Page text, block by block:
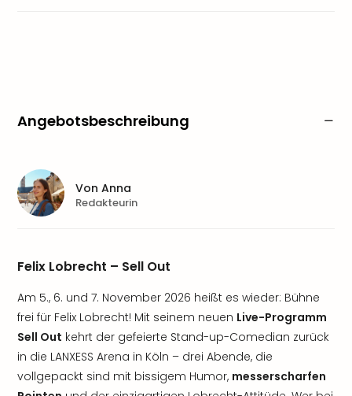
Angebotsbeschreibung
Felix Lobrecht – Sell Out
Am 5., 6. und 7. November 2026 heißt es wieder: Bühne
frei für Felix Lobrecht! Mit seinem neuen Live-Programm
Sell Out kehrt der gefeierte Stand-up-Comedian zurück
in die LANXESS Arena in Köln – drei Abende, die
vollgepackt sind mit bissigem Humor, messerscharfen
Von Anna
Redakteurin